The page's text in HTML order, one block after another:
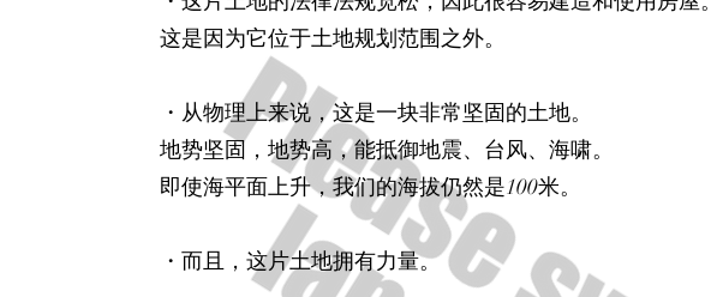
这是因为它位于土地规划范围之外。
・从物理上来说，这是一块非常坚固的土地。
地势坚固，地势高，能抵御地震、台风、海啸。
即使海平面上升，我们的海拔仍然是100米。
・而且，这片土地拥有力量。